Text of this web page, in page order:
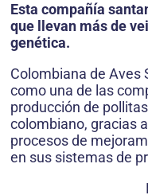
Esta compañía
que llevan más de
genética.
Colombiana de Aves
como una de las
producción de
colombiano, gracias
procesos de
en sus sistemas de